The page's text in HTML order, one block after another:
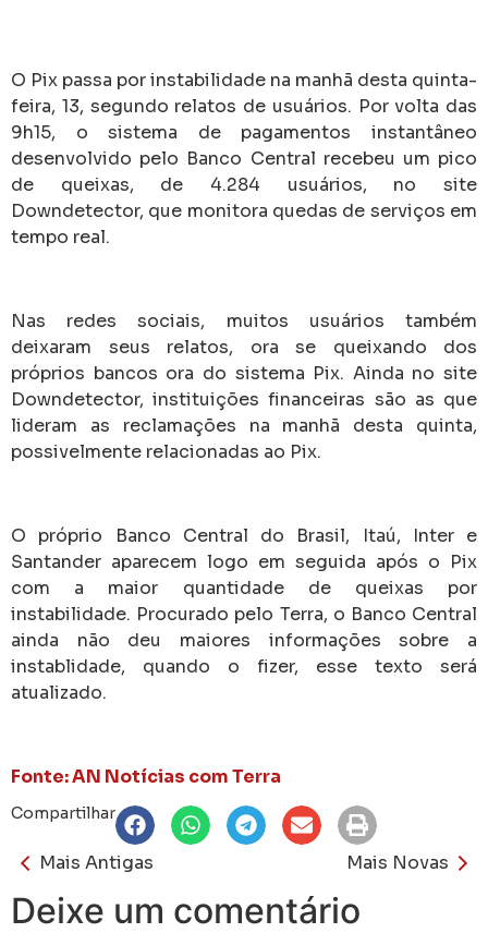
O Pix passa por instabilidade na manhã desta quinta-
feira, 13, segundo relatos de usuários. Por volta das
9h15, o sistema de pagamentos instantâneo
desenvolvido pelo Banco Central recebeu um pico
de queixas, de 4.284 usuários, no site
Downdetector, que monitora quedas de serviços em
tempo real.
Nas redes sociais, muitos usuários também
deixaram seus relatos, ora se queixando dos
próprios bancos ora do sistema Pix. Ainda no site
Downdetector, instituições financeiras são as que
lideram as reclamações na manhã desta quinta,
possivelmente relacionadas ao Pix.
O próprio Banco Central do Brasil, Itaú, Inter e
Santander aparecem logo em seguida após o Pix
com a maior quantidade de queixas por
instabilidade. Procurado pelo Terra, o Banco Central
ainda não deu maiores informações sobre a
instablidade, quando o fizer, esse texto será
atualizado.
Fonte: AN Notícias com Terra
Compartilhar
Mais Antigas Mais Novas
Deixe um comentário